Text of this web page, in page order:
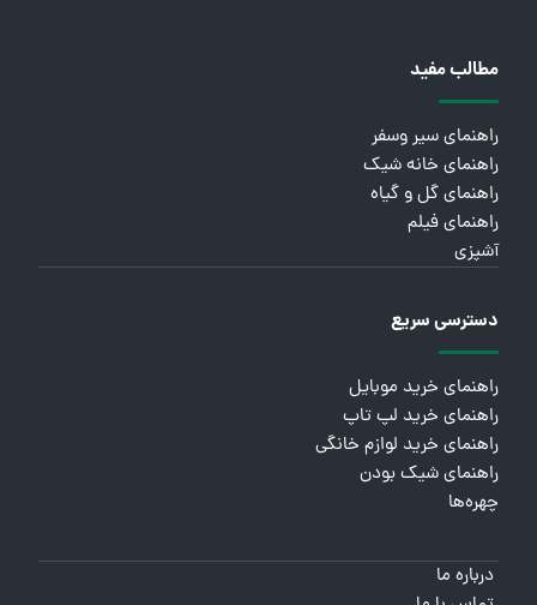
مطالب مفید
راهنمای سیر وسفر
راهنمای خانه شیک
راهنمای گل و گیاه
راهنمای فیلم
آشپزی
دسترسی سریع
راهنمای خرید موبایل
راهنمای خرید لپ تاپ
راهنمای خرید لوازم خانگی
راهنمای شیک بودن
چهره‌ها
درباره ما